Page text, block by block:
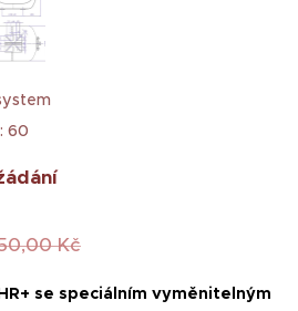
60
Kč
se speciálním vyměnitelným